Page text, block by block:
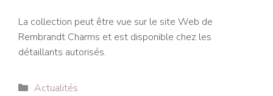
La collection peut être vue sur le site Web de
Rembrandt Charms et est disponible chez les
détaillants autorisés.
Catégories
Actualités